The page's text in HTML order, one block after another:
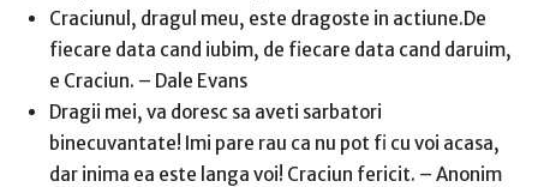
Craciunul, dragul meu, este dragoste in actiune.De
fiecare data cand iubim, de fiecare data cand daruim,
e Craciun. – Dale Evans
Dragii mei, va doresc sa aveti sarbatori
binecuvantate! Imi pare rau ca nu pot fi cu voi acasa,
dar inima ea este langa voi! Craciun fericit. – Anonim